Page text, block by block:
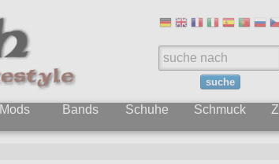
suche
Mods Bands Schuhe Schmuck